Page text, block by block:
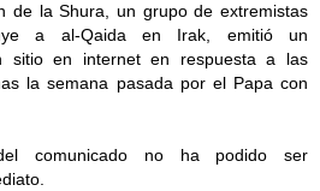
de la Shura, un grupo de extremistas
a al-Qaida en Irak, emitió un
sitio en internet en respuesta a las
la semana pasada por el Papa con
comunicado no ha podido ser